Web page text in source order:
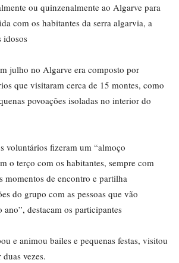
ou quinzenalmente ao Algarve para
com os habitantes da serra algarvia, a
idosos
julho no Algarve era composto por
que visitaram cerca de 15 montes, como
povoações isoladas no interior do
voluntários fizeram um “almoço
o terço com os habitantes, sempre com
momentos de encontro e partilha
do grupo com as pessoas que vão
destacam os participantes
e animou bailes e pequenas festas, visitou
vezes.